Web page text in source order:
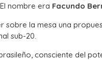
nombre era Facundo
sobre la mesa una
sub-20.
consciente del